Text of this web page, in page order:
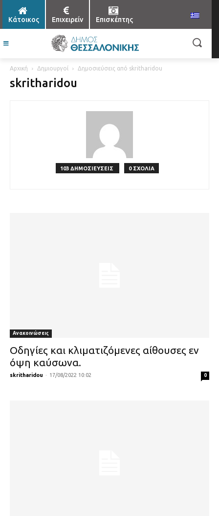
Κάτοικος Επιχειρείν Επισκέπτης
Αρχική Δημιουργοί Δημοσιεύσεις από skritharidou
skritharidou
103 ΔΗΜΟΣΙΕΥΣΕΙΣ 0 ΣΧΟΛΙΑ
Ανακοινώσεις
Οδηγίες και κλιματιζόμενες αίθουσες εν
όψη καύσωνα.
skritharidou - 17/08/2022 10:02 0